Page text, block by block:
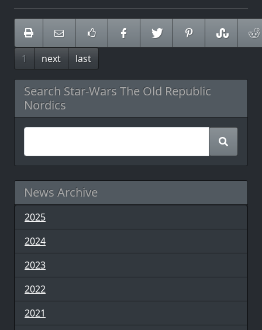
1 next last
Search Star-Wars The Old Republic
Nordics
News Archive
2025
2024
2023
2022
2021